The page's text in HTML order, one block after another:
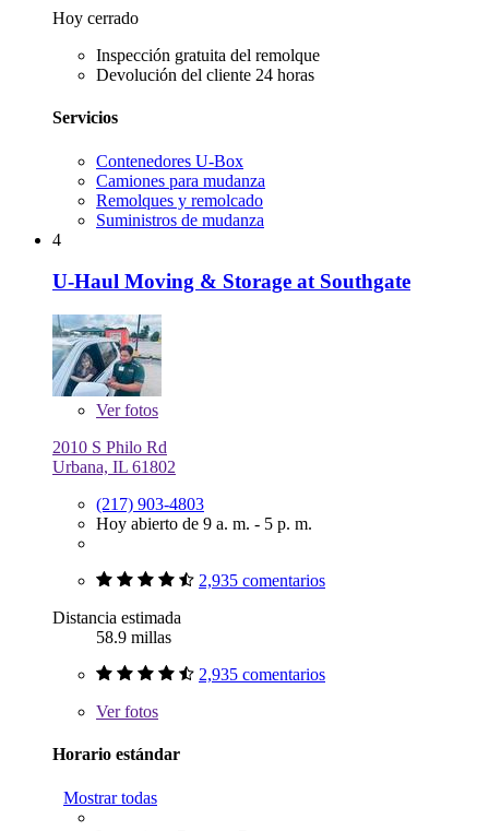
Hoy cerrado
Inspección gratuita del remolque
Devolución del cliente 24 horas
Servicios
Contenedores U-Box
Camiones para mudanza
Remolques y remolcado
Suministros de mudanza
4
U-Haul Moving & Storage at Southgate
Verfotos
2010 S Philo Rd
Urbana, IL 61802
(217) 903-4803
Hoy abierto de 9 a. m. - 5 p. m.
2,935 comentarios
Distancia estimada
58.9 millas
2,935 comentarios
Verfotos
Horario estándar
Mostrar todas